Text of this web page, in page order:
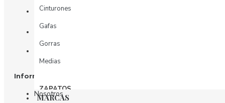
Cinturones
Gafas
Gorras
Medias
ZAPATOS
MARCAS
Tienda: Calle 81 # 11 - 31
Información
Nosotros